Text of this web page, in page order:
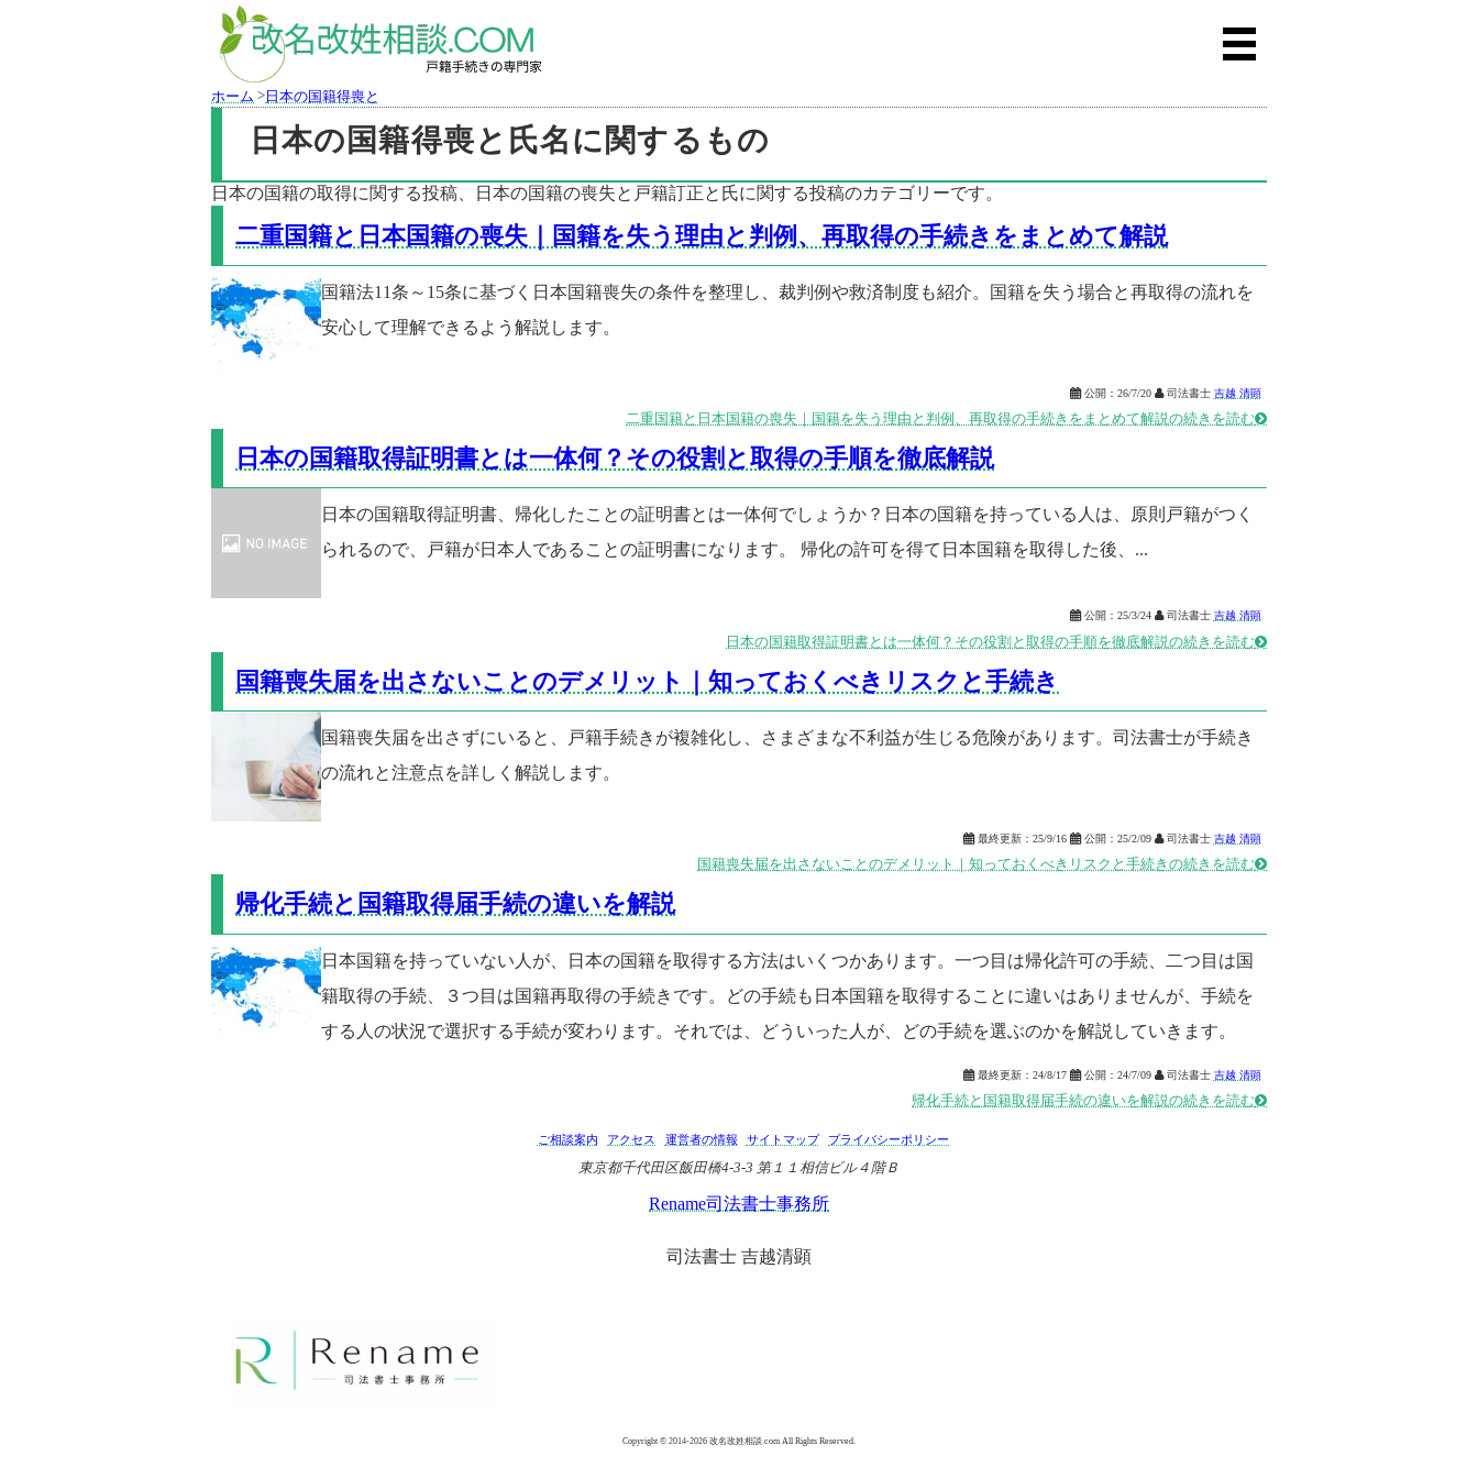
ホーム > 日本の国籍得喪と氏名に関するもの
日本の国籍得喪と氏名に関するもの
日本の国籍の取得に関する投稿、日本の国籍の喪失と戸籍訂正と氏に関する投稿のカテゴリーです。
二重国籍と日本国籍の喪失｜国籍を失う理由と判例、再取得の手続きをまとめて解説
国籍法11条～15条に基づく日本国籍喪失の条件を整理し、裁判例や救済制度も紹介。国籍を失う場合と再取得の流れを
安心して理解できるよう解説します。
公開： 26/7/20 司法書士 吉越 清顕
二重国籍と日本国籍の喪失｜国籍を失う理由と判例、再取得の手続きをまとめて解説の続きを読む
日本の国籍取得証明書とは一体何？その役割と取得の手順を徹底解説
日本の国籍取得証明書、帰化したことの証明書とは一体何でしょうか？日本の国籍を持っている人は、原則戸籍がつく
られるので、戸籍が日本人であることの証明書になります。 帰化の許可を得て日本国籍を取得した後、...
 公開： 25/3/24 司法書士 吉越 清顕
日本の国籍取得証明書とは一体何？その役割と取得の手順を徹底解説の続きを読む
国籍喪失届を出さないことのデメリット｜知っておくべきリスクと手続き
国籍喪失届を出さずにいると、戸籍手続きが複雑化し、さまざまな不利益が生じる危険があります。司法書士が手続き
の流れと注意点を詳しく解説します。
最終更新： 25/9/16 公開： 25/2/09 司法書士 吉越 清顕
国籍喪失届を出さないことのデメリット｜知っておくべきリスクと手続きの続きを読む
帰化手続と国籍取得届手続の違いを解説
日本国籍を持っていない人が、日本の国籍を取得する方法はいくつかあります。一つ目は帰化許可の手続、二つ目は国
籍取得の手続、３つ目は国籍再取得の手続きです。どの手続も日本国籍を取得することに違いはありませんが、手続を
する人の状況で選択する手続が変わります。それでは、どういった人が、どの手続を選ぶのかを解説していきます。
最終更新： 24/8/17 公開： 24/7/09 司法書士 吉越 清顕
帰化手続と国籍取得届手続の違いを解説の続きを読む
ご相談案内 アクセス 運営者の情報 サイトマップ プライバシーポリシー
東京都千代田区飯田橋4-3-3 第１１相信ビル４階Ｂ
Rename司法書士事務所
司法書士 吉越清顕
Copyright © 2014-2026 改名改姓相談.com All Rights Reserved.